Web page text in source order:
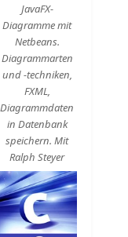
JavaFX-
Diagramme mit
Netbeans.
Diagrammarten
und -techniken,
FXML,
Diagrammdaten
in Datenbank
speichern. Mit
Ralph Steyer